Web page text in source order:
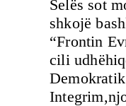
Selës sot
shkojë
“Frontin
cili